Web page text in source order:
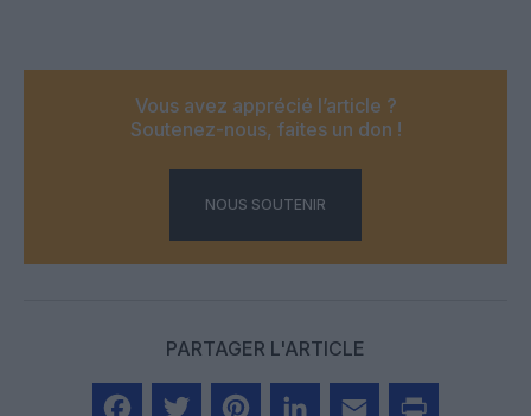
Vous avez apprécié l’article ?
Soutenez-nous, faites un don !
NOUS SOUTENIR
PARTAGER L'ARTICLE